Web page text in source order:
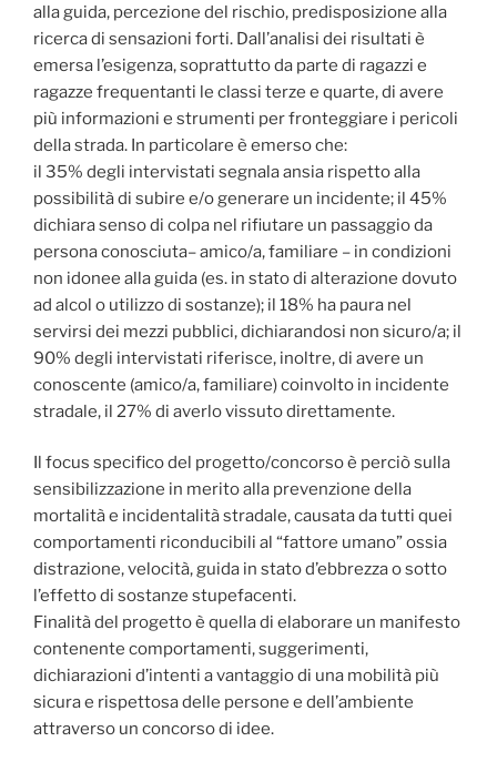
alla guida, percezione del rischio, predisposizione alla
ricerca di sensazioni forti. Dall’analisi dei risultati è
emersa l’esigenza, soprattutto da parte di ragazzi e
ragazze frequentanti le classi terze e quarte, di avere
più informazioni e strumenti per fronteggiare i pericoli
della strada. In particolare è emerso che:
il 35% degli intervistati segnala ansia rispetto alla
possibilità di subire e/o generare un incidente; il 45%
dichiara senso di colpa nel rifiutare un passaggio da
persona conosciuta– amico/a, familiare – in condizioni
non idonee alla guida (es. in stato di alterazione dovuto
ad alcol o utilizzo di sostanze); il 18% ha paura nel
servirsi dei mezzi pubblici, dichiarandosi non sicuro/a; il
90% degli intervistati riferisce, inoltre, di avere un
conoscente (amico/a, familiare) coinvolto in incidente
stradale, il 27% di averlo vissuto direttamente.
Il focus specifico del progetto/concorso è perciò sulla
sensibilizzazione in merito alla prevenzione della
mortalità e incidentalità stradale, causata da tutti quei
comportamenti riconducibili al “fattore umano” ossia
distrazione, velocità, guida in stato d’ebbrezza o sotto
l’effetto di sostanze stupefacenti.
Finalità del progetto è quella di elaborare un manifesto
contenente comportamenti, suggerimenti,
dichiarazioni d’intenti a vantaggio di una mobilità più
sicura e rispettosa delle persone e dell’ambiente
attraverso un concorso di idee.